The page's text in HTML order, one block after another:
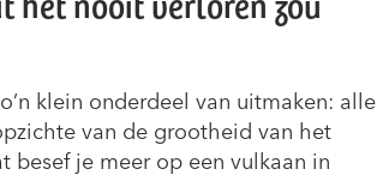
klein onderdeel van uitmaken: alle
van de grootheid van het
besef je meer op een vulkaan in